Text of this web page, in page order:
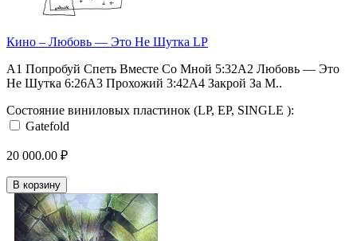
Кино – Любовь — Это Не Шутка LP
A1 Попробуй Спеть Вместе Со Мной 5:32A2 Любовь — Это
Не Шутка 6:26A3 Прохожий 3:42A4 Закрой За М..
Состояние виниловых пластинок (LP, EP, SINGLE ):
Gatefold
20 000.00 ₽
В корзину